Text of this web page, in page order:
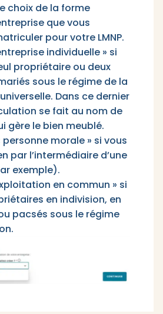
choix de la forme
que vous
pour votre LMNP.
individuelle » si
propriétaire ou deux
sous le régime de la
Dans ce dernier
se fait au nom de
gère le bien meublé.
personne morale » si vous
par l’intermédiaire d’une
exemple).
en commun » si
en indivision, en
pacsés sous le régime